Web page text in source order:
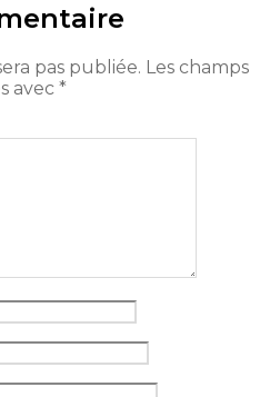
pas publiée. Les champs
avec *